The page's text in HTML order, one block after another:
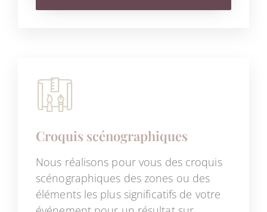
Croquis scénographiques
Nous réalisons pour vous des croquis
scénographiques des zones ou des
éléments les plus significatifs de votre